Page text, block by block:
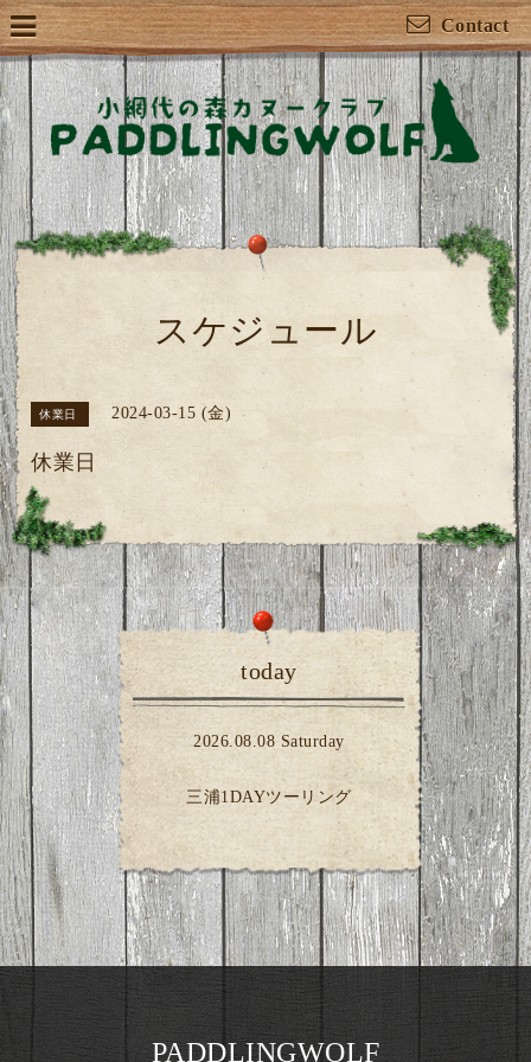
Contact
スケジュール
休業日 2024-03-15 (金)
休業日
today
2026.08.08 Saturday
三浦1DAYツーリング
PADDLINGWOLF